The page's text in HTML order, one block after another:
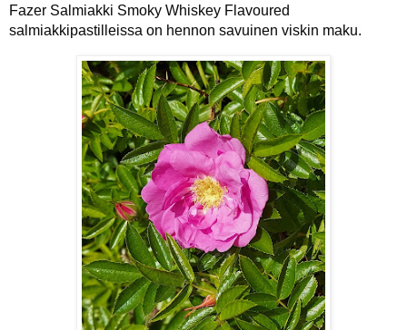
Fazer Salmiakki Smoky Whiskey Flavoured
salmiakkipastilleissa on hennon savuinen viskin maku.